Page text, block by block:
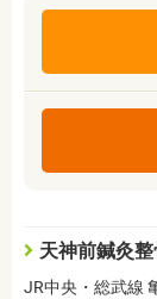
天神前鍼灸
JR中央・総武線